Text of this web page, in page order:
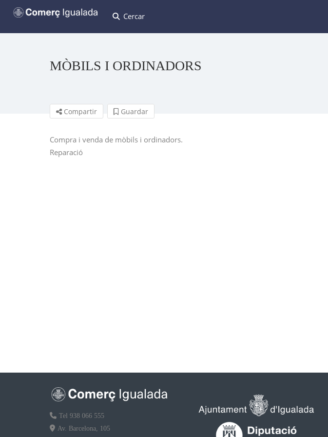
Cercar
MÒBILS I ORDINADORS
Compartir Guardar
Compra i venda de mòbils i ordinadors.
Reparació
Tel 938 066 555
Av. Barcelona, 105